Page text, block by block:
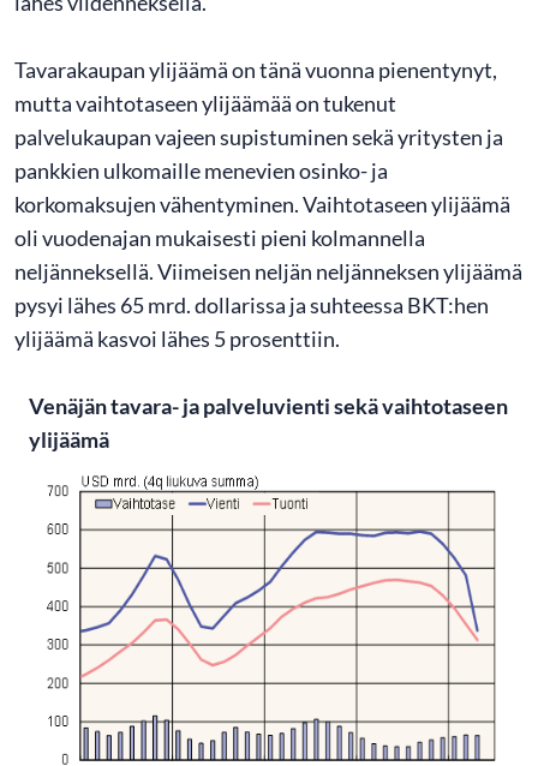
Tavarakaupan ylijäämä on tänä vuonna pienentynyt,
mutta vaihtotaseen ylijäämää on tukenut
palvelukaupan vajeen supistuminen sekä yritysten ja
pankkien ulkomaille menevien osinko- ja
korkomaksujen vähentyminen. Vaihtotaseen ylijäämä
oli vuodenajan mukaisesti pieni kolmannella
neljänneksellä. Viimeisen neljän neljänneksen ylijäämä
pysyi lähes 65 mrd. dollarissa ja suhteessa BKT:hen
ylijäämä kasvoi lähes 5 prosenttiin.
Venäjän tavara- ja palveluvienti sekä vaihtotaseen
ylijäämä